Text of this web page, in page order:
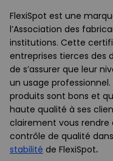
FlexiSpot est une
l’Association des
institutions. Cette
entreprises tierces des
de s’assurer que leur
un usage
produits sont bons et
haute qualité à ses
clairement vous
contrôle de qualité
stabilité de FlexiSpot.